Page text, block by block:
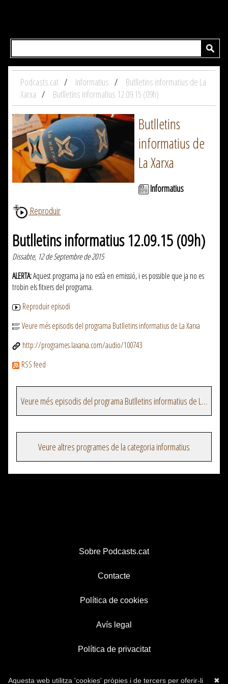
Podcasts.cat Informatius
Butlletins informatius de La
Xarxa
Butlletins informatius 12.09.15 (09h)
Butlletins
informatius de
La Xarxa
Informatius
Reproduir
Butlletins informatius 12.09.15 (09h)
Dissabte, 12 de Septembre de 2015
ALERTA:Aquest programa ja no està en emissió, i es possible que ja no es
trobin els fitxers del programa.
Reproduir episodi
Veure més episodis del programa Butlletins informatius de La Xarxa
http://programes.laxarxa.com/audio/100743
RSS feed
Veure més episodis del programa Butlletins informatius de La Xarxa
Veure altres programes de la categoria informatius
Sobre Podcasts.cat
Contacte
Política de cookies
Avís legal
Política de privacitat
✖
Aquesta web utilitza 'cookies' pròpies i de tercers per oferir-li